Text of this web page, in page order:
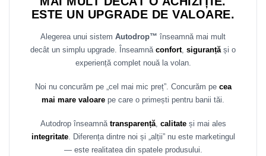
ESTE UN UPGRADE DE VALOARE.
Alegerea unui sistem Autodrop™ înseamnă mai mult
decât un simplu upgrade. Înseamnă confort, siguranțăși o
experiență complet nouă la volan.
Noi nu concurăm pe „cel mai mic preț”. Concurăm pe cea
mai mare valoare pe care o primești pentru banii tăi.
Autodrop înseamnă transparență, calitateși mai ales
integritate. Diferența dintre noi și „alții” nu este marketingul
— este realitatea din spatele produsului.